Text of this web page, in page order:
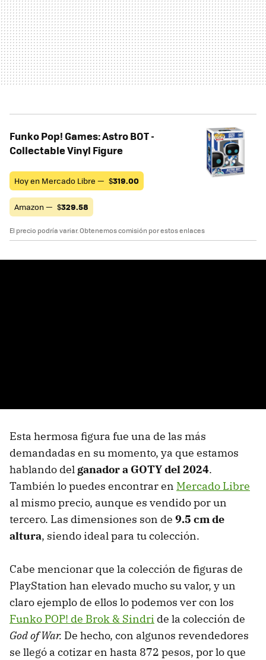
Funko Pop! Games: Astro BOT -
Collectable Vinyl Figure
Hoy en Mercado Libre — $319.00
Amazon — $329.58
El precio podría variar. Obtenemos comisión por estos enlaces
Esta hermosa figura fue una de las más
demandadas en su momento, ya que estamos
hablando del ganador a GOTY del 2024.
También lo puedes encontrar en Mercado Libre
al mismo precio, aunque es vendido por un
tercero. Las dimensiones son de 9.5 cm de
altura, siendo ideal para tu colección.
Cabe mencionar que la colección de figuras de
PlayStation han elevado mucho su valor, y un
claro ejemplo de ellos lo podemos ver con los
Funko POP! de Brok & Sindri de la colección de
God of War. De hecho, con algunos revendedores
se llegó a cotizar en hasta 872 pesos, por lo que